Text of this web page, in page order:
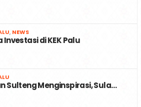
, NEWS
Investasi di KEK Palu
Sulteng Menginspirasi, Sula…